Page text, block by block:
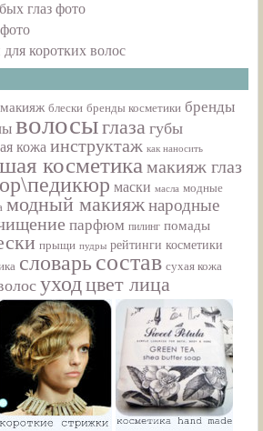
глаз фото
коротких волос
блески бренды косметики бренды
волосыглаза губы
кожа инструктаж как наносить
косметика макияж глаз
маски масла модные
модный макияжнародные
парфюм пилинг помады
прыщи пудры рейтинги косметики
словарьсостав сухая кожа
уход цвет лица